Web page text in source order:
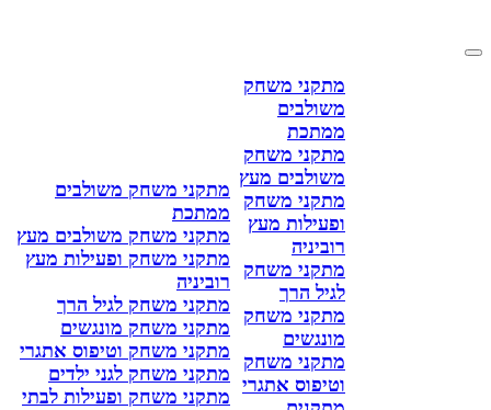
מתקני משחק
משולבים
ממתכת
מתקני משחק
משולבים מעץ
מתקני משחק
ופעילות מעץ
רוביניה
מתקני משחק
לגיל הרך
מתקני משחק
מונגשים
מתקני משחק
וטיפוס אתגרי
מתקני משחק משולבים
ממתכת
מתקני משחק משולבים מעץ
מתקני משחק ופעילות מעץ
רוביניה
מתקני משחק לגיל הרך
מתקני משחק מונגשים
מתקני משחק וטיפוס אתגרי
מתקני משחק לגני ילדים
מתקני משחק ופעילות לבתי